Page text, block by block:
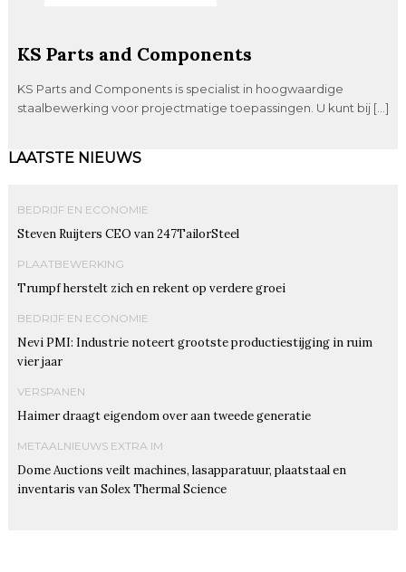
KS Parts and Components
KS Parts and Components is specialist in hoogwaardige
staalbewerking voor projectmatige toepassingen. U kunt bij […]
LAATSTE NIEUWS
BEDRIJF EN ECONOMIE
Steven Ruijters CEO van 247TailorSteel
PLAATBEWERKING
Trumpf herstelt zich en rekent op verdere groei
BEDRIJF EN ECONOMIE
Nevi PMI: Industrie noteert grootste productiestijging in ruim
vier jaar
VERSPANEN
Haimer draagt eigendom over aan tweede generatie
METAALNIEUWS EXTRA IM
Dome Auctions veilt machines, lasapparatuur, plaatstaal en
inventaris van Solex Thermal Science